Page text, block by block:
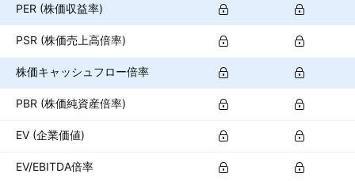
PER (株価収益率)
PSR (株価売上高倍率)
株価キャッシュフロー倍率
PBR (株価純資産倍率)
EV (企業価値)
EV/EBITDA倍率